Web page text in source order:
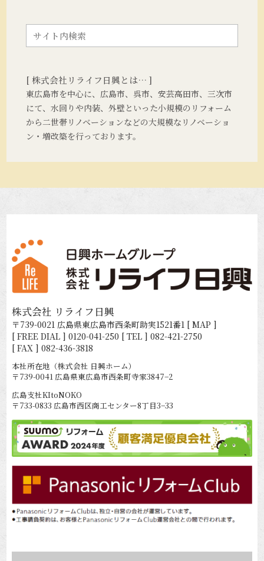
[ 株式会社リライフ日興とは… ]
東広島市を中心に、広島市、呉市、安芸高田市、三次市
にて、水回りや内装、外壁といった小規模のリフォーム
から二世帯リノベーションなどの大規模なリノベーショ
ン・増改築を行っております。
株式会社 リライフ日興
〒739-0021 広島県東広島市西条町助実1521番1 [ MAP ]
[ FREE DIAL ]0120-041-250 [ TEL ]082-421-2750
[ FAX ] 082-436-3818
本社所在地（株式会社 日興ホーム）
〒739-0041 広島県東広島市西条町寺家3847−2
広島支社KItoNOKO
〒733-0833 広島市西区商工センター8丁目3−33